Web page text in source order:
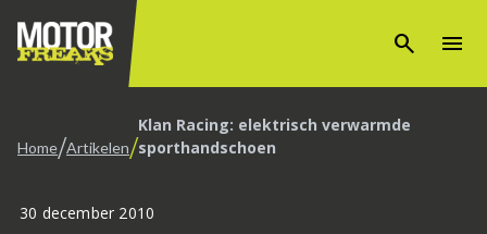
search menu
Home/Artikelen/Klan Racing: elektrisch verwarmde
sporthandschoen
30 december 2010